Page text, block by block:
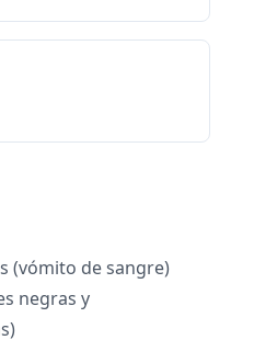
(vómito de sangre)
negras y